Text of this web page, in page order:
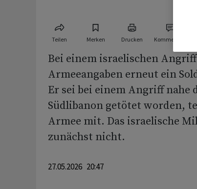
Teilen Merken Drucken Kommentare
Bei einem israelischen
Armeeangaben erneut ein
Er sei bei einem Angriff nahe
Südlibanon getötet worden,
Armee mit. Das israelische
zunächst nicht.
27.05.2026 20:47